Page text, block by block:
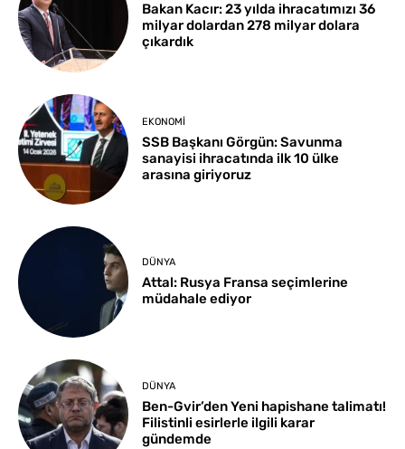
Bakan Kacır: 23 yılda ihracatımızı 36
milyar dolardan 278 milyar dolara
çıkardık
EKONOMI
SSB Başkanı Görgün: Savunma
sanayisi ihracatında ilk 10 ülke
arasına giriyoruz
DÜNYA
Attal: Rusya Fransa seçimlerine
müdahale ediyor
DÜNYA
Ben-Gvir’den Yeni hapishane talimatı!
Filistinli esirlerle ilgili karar
gündemde